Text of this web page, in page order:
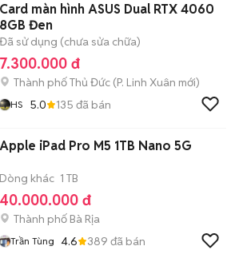
Card màn hình ASUS Dual RTX 4060
8GB Đen
Đã sử dụng (chưa sửa chữa)
7.300.000 đ
Thành phố Thủ Đức (P. Linh Xuân mới)
HS 5.0 135 đã bán
Apple iPad Pro M5 1TB Nano 5G
Dòng khác 1 TB
40.000.000 đ
Thành phố Bà Rịa
Trần Tùng 4.6 389 đã bán